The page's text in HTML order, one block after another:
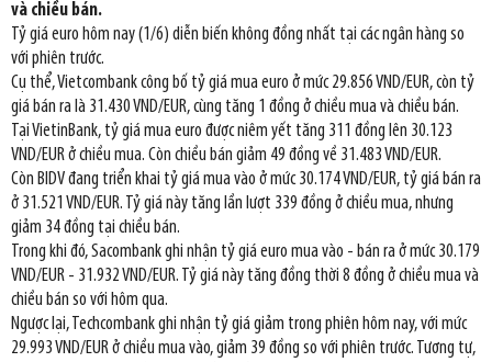
và chiều bán.
Tỷ giá euro hôm nay (1/6) diễn biến không đồng nhất tại các ngân hàng so
với phiên trước.
Cụ thể, Vietcombank công bố tỷ giá mua euro ở mức 29.856 VND/EUR, còn tỷ
giá bán ra là 31.430 VND/EUR, cùng tăng 1 đồng ở chiều mua và chiều bán.
Tại VietinBank, tỷ giá mua euro được niêm yết tăng 311 đồng lên 30.123
VND/EUR ở chiều mua. Còn chiều bán giảm 49 đồng về 31.483 VND/EUR.
Còn BIDV đang triển khai tỷ giá mua vào ở mức 30.174 VND/EUR, tỷ giá bán ra
ở 31.521 VND/EUR. Tỷ giá này tăng lần lượt 339 đồng ở chiều mua, nhưng
giảm 34 đồng tại chiều bán.
Trong khi đó, Sacombank ghi nhận tỷ giá euro mua vào - bán ra ở mức 30.179
VND/EUR - 31.932 VND/EUR. Tỷ giá này tăng đồng thời 8 đồng ở chiều mua và
chiều bán so với hôm qua.
Ngược lại, Techcombank ghi nhận tỷ giá giảm trong phiên hôm nay, với mức
29.993 VND/EUR ở chiều mua vào, giảm 39 đồng so với phiên trước. Tương tự,